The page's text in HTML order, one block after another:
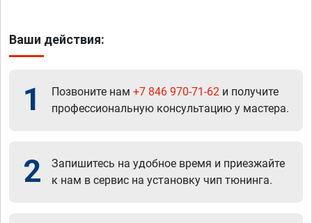
Ваши действия:
1 Позвоните нам +7 846 970-71-62 и получите
профессиональную консультацию у мастера.
2
Запишитесь на удобное время и приезжайте
к нам в сервис на установку чип тюнинга.